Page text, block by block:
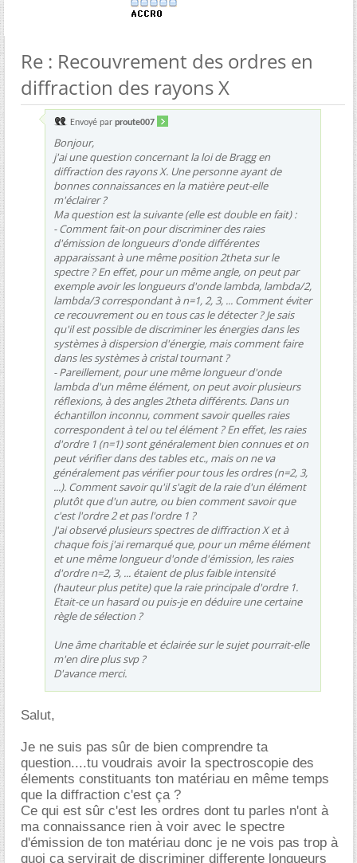
Re : Recouvrement des ordres en
diffraction des rayons X
Envoyé par proute007
Bonjour,
j'ai une question concernant la loi de Bragg en
diffraction des rayons X. Une personne ayant de
bonnes connaissances en la matière peut-elle
m'éclairer ?
Ma question est la suivante (elle est double en fait) :
- Comment fait-on pour discriminer des raies
d'émission de longueurs d'onde différentes
apparaissant à une même position 2theta sur le
spectre ? En effet, pour un même angle, on peut par
exemple avoir les longueurs d'onde lambda, lambda/2,
lambda/3 correspondant à n=1, 2, 3, ... Comment éviter
ce recouvrement ou en tous cas le détecter ? Je sais
qu'il est possible de discriminer les énergies dans les
systèmes à dispersion d'énergie, mais comment faire
dans les systèmes à cristal tournant ?
- Pareillement, pour une même longueur d'onde
lambda d'un même élément, on peut avoir plusieurs
réflexions, à des angles 2theta différents. Dans un
échantillon inconnu, comment savoir quelles raies
correspondent à tel ou tel élément ? En effet, les raies
d'ordre 1 (n=1) sont généralement bien connues et on
peut vérifier dans des tables etc., mais on ne va
généralement pas vérifier pour tous les ordres (n=2, 3,
...). Comment savoir qu'il s'agit de la raie d'un élément
plutôt que d'un autre, ou bien comment savoir que
c'est l'ordre 2 et pas l'ordre 1 ?
J'ai observé plusieurs spectres de diffraction X et à
chaque fois j'ai remarqué que, pour un même élément
et une même longueur d'onde d'émission, les raies
d'ordre n=2, 3, ... étaient de plus faible intensité
(hauteur plus petite) que la raie principale d'ordre 1.
Etait-ce un hasard ou puis-je en déduire une certaine
règle de sélection ?
Une âme charitable et éclairée sur le sujet pourrait-elle
m'en dire plus svp ?
D'avance merci.
Salut,
Je ne suis pas sûr de bien comprendre ta
question....tu voudrais avoir la spectroscopie des
élements constituants ton matériau en même temps
que la diffraction c'est ça ?
Ce qui est sûr c'est les ordres dont tu parles n'ont à
ma connaissance rien à voir avec le spectre
d'émission de ton matériau donc je ne vois pas trop à
quoi ça servirait de discriminer differente longueurs